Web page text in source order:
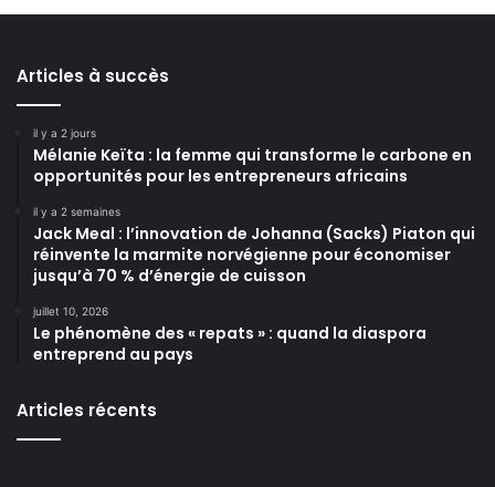
Articles à succès
il y a 2 jours
Mélanie Keïta : la femme qui transforme le carbone en
opportunités pour les entrepreneurs africains
il y a 2 semaines
Jack Meal : l’innovation de Johanna (Sacks) Piaton qui
réinvente la marmite norvégienne pour économiser
jusqu’à 70 % d’énergie de cuisson
juillet 10, 2026
Le phénomène des « repats » : quand la diaspora
entreprend au pays
Articles récents